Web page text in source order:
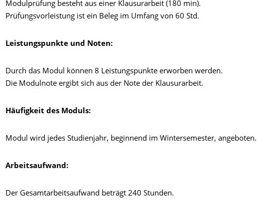
Modulprüfung besteht aus einer Klausurarbeit (180 min).
Prüfungsvorleistung ist ein Beleg im Umfang von 60 Std.
Leistungspunkte und Noten:
Durch das Modul können 8 Leistungspunkte erworben werden.
Die Modulnote ergibt sich aus der Note der Klausurarbeit.
Häufigkeit des Moduls:
Modul wird jedes Studienjahr, beginnend im Wintersemester, angeboten.
Arbeitsaufwand:
Der Gesamtarbeitsaufwand beträgt 240 Stunden.